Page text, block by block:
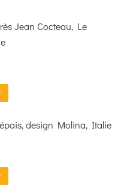
Jean Cocteau, Le
design Molina, Italie